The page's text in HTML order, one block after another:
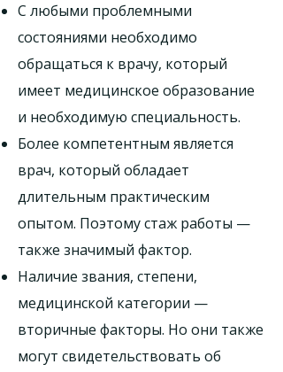
С любыми проблемными
состояниями необходимо
обращаться к врачу, который
имеет медицинское образование
и необходимую специальность.
Более компетентным является
врач, который обладает
длительным практическим
опытом. Поэтому стаж работы —
также значимый фактор.
Наличие звания, степени,
медицинской категории —
вторичные факторы. Но они также
могут свидетельствовать об